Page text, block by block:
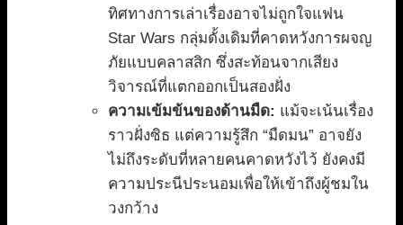
ทิศทางการเล่าเรื่องอาจไม่ถูกใจแฟน
Star Wars กลุ่มดั้งเดิมที่คาดหวังการผจญ
ภัยแบบคลาสสิก ซึ่งสะท้อนจากเสียง
วิจารณ์ที่แตกออกเป็นสองฝั่ง
ความเข้มข้นของด้านมืด: แม้จะเน้นเรื่อง
ราวฝั่งซิธ แต่ความรู้สึก “มืดมน” อาจยัง
ไม่ถึงระดับที่หลายคนคาดหวังไว้ ยังคงมี
ความประนีประนอมเพื่อให้เข้าถึงผู้ชมใน
วงกว้าง